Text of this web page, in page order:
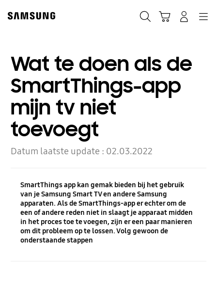
content
Wat te doen als de
SmartThings-app
mijn tv niet
toevoegt
Datum laatste update : 02.03.2022
SmartThings app kan gemak bieden bij het gebruik
van je Samsung Smart TV en andere Samsung
apparaten. Als de SmartThings-app er echter om de
een of andere reden niet in slaagt je apparaat midden
in het proces toe te voegen, zijn er een paar manieren
om dit probleem op te lossen. Volg gewoon de
onderstaande stappen